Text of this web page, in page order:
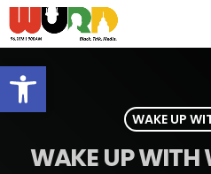
Open toolbar
WAKE UP
WAKE UP WITH